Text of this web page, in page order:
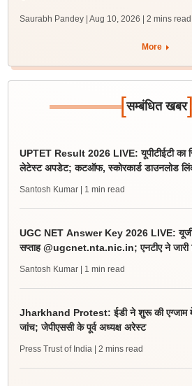
Saurabh Pandey | Aug 10, 2026 | 2 mins read
More
[सम्बंधित खबर
UPTET Result 2026 LIVE: यूपीटीईटी का
लेटेस्ट अपडेट; कटऑफ, स्कोरकार्ड डाउनलोड
Santosh Kumar | 1 min read
UGC NET Answer Key 2026 LIVE:
सप्ताह @ugcnet.nta.nic.in; एनटीए ने जारी
Santosh Kumar | 1 min read
Jharkhand Protest: ईडी ने शुरू की एग्जाम
जांच; जेपीएससी के पूर्व अध्यक्ष अरेस्ट
Press Trust of India | 2 mins read